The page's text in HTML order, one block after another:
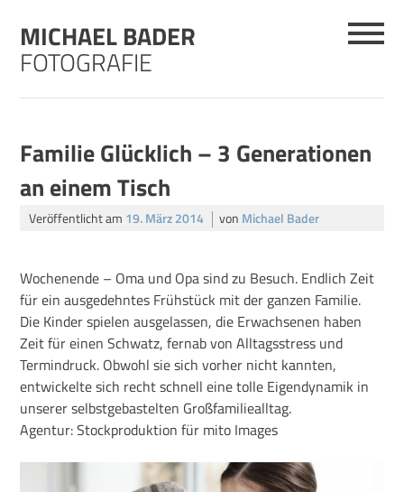
contentMICHAEL BADER
FOTOGRAFIE
Familie Glücklich – 3 Generationen
an einem Tisch
Veröffentlicht am 19. März 2014 von Michael Bader
Wochenende – Oma und Opa sind zu Besuch. Endlich Zeit
für ein ausgedehntes Frühstück mit der ganzen Familie.
Die Kinder spielen ausgelassen, die Erwachsenen haben
Zeit für einen Schwatz, fernab von Alltagsstress und
Termindruck. Obwohl sie sich vorher nicht kannten,
entwickelte sich recht schnell eine tolle Eigendynamik in
unserer selbstgebastelten Großfamiliealltag.
Agentur: Stockproduktion für mito Images